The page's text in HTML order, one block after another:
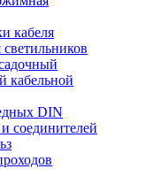
кабеля
кабельной
DIN
соединителей